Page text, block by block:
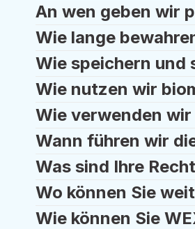
An wen geben wir
Wie lange
Wie speichern und
Wie nutzen wir
Wie verwenden wir
Wann führen wir
Was sind Ihre
Wo können Sie
Wie können Sie